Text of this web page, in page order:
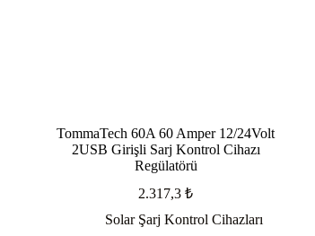
TommaTech 60A 60 Amper 12/24Volt
2USB Girişli Sarj Kontrol Cihazı
Regülatörü
2.317,3₺
Solar Şarj Kontrol Cihazları